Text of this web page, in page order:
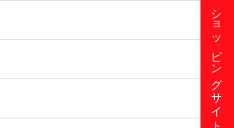
ショッピングサイト